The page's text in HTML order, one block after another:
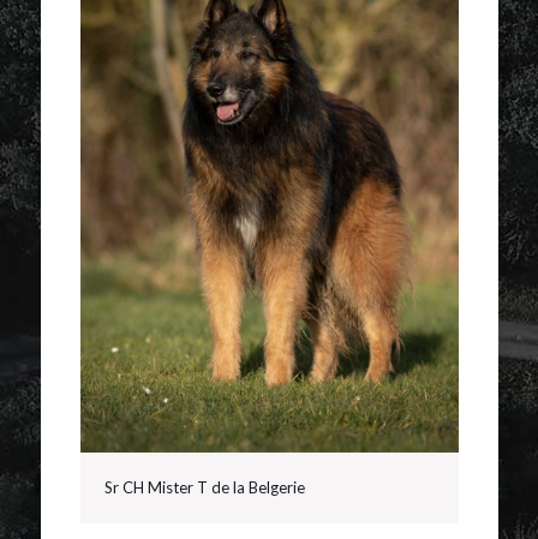
Sr CH Mister T de la Belgerie